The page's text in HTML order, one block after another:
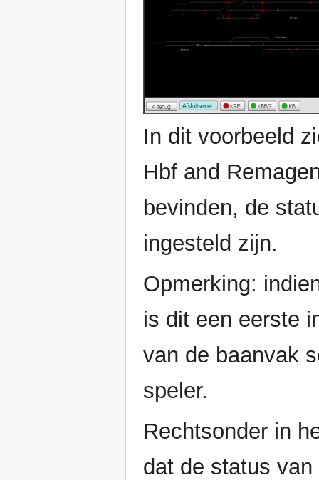
In dit voorbeeld
Hbf and
bevinden, de
ingesteld zijn.
Opmerking:
is dit een eerste
van de baanvak
speler.
Rechtsonder in
dat de status van